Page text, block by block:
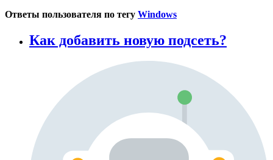
Ответы пользователя по тегу Windows
Как добавить новую подсеть?